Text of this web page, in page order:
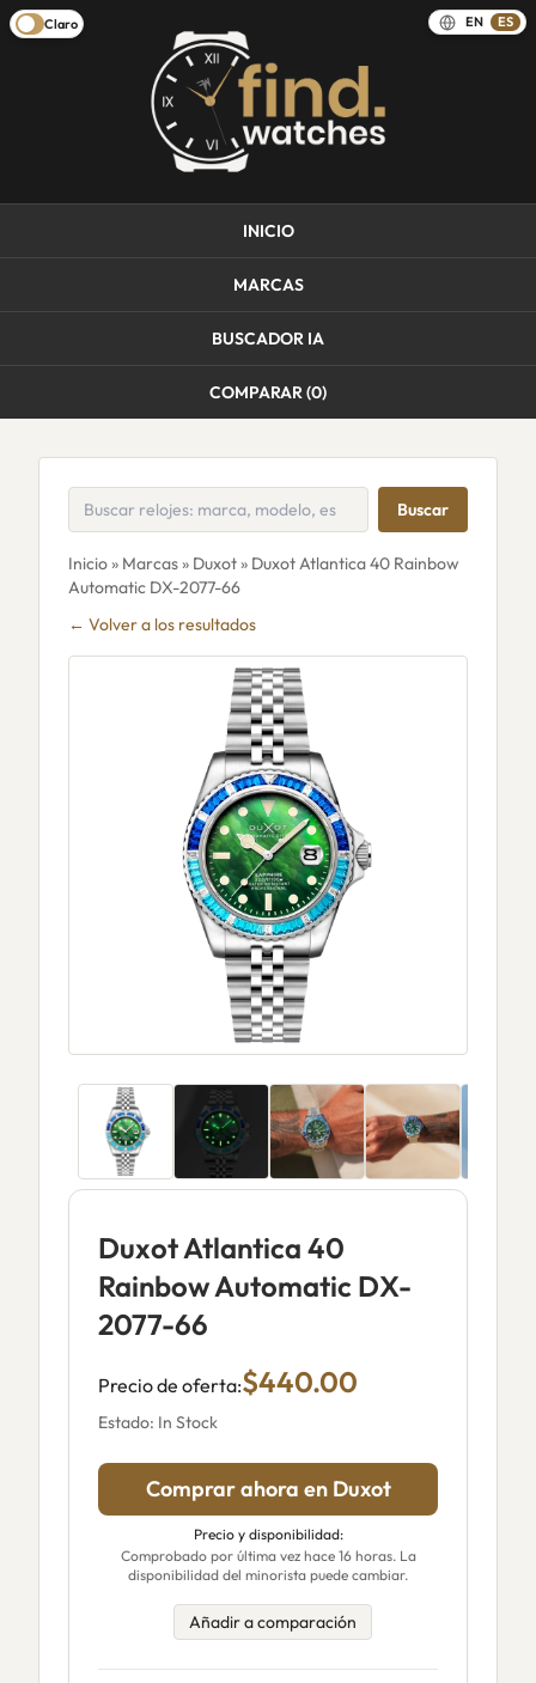
Claro EN ES
INICIO
MARCAS
BUSCADOR IA
COMPARAR (0)
Buscar
Inicio» Marcas» Duxot» Duxot Atlantica 40 Rainbow
Automatic DX-2077-66
← Volver a los resultados
Duxot Atlantica 40
Rainbow Automatic DX-
2077-66
Precio de oferta:$440.00
Estado: In Stock
Comprar ahora en Duxot
Precio y disponibilidad:
Comprobado por última vez hace 16 horas. La
disponibilidad del minorista puede cambiar.
Añadir a comparación